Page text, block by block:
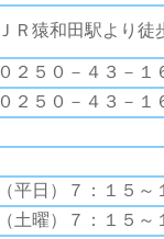
ＪＲ猿和田駅より
０２５０－４３－１
０２５０－４３－１
（平日）７：１５～
（土曜）７：１５～